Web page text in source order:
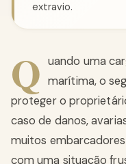
extravio.
Q uando uma
marítima, o
proteger o
caso de danos,
muitos
com uma situação